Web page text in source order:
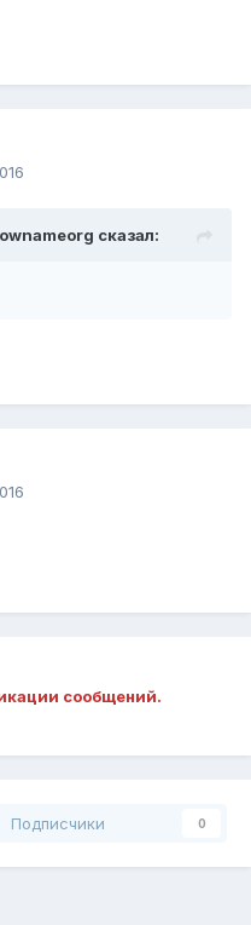
сказал:
сообщений.
Подписчики 0